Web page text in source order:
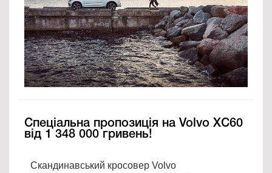
Спеціальна пропозиція на Volvo XC60
від 1 348 000 гривень!
Скандинавський кросовер Volvo